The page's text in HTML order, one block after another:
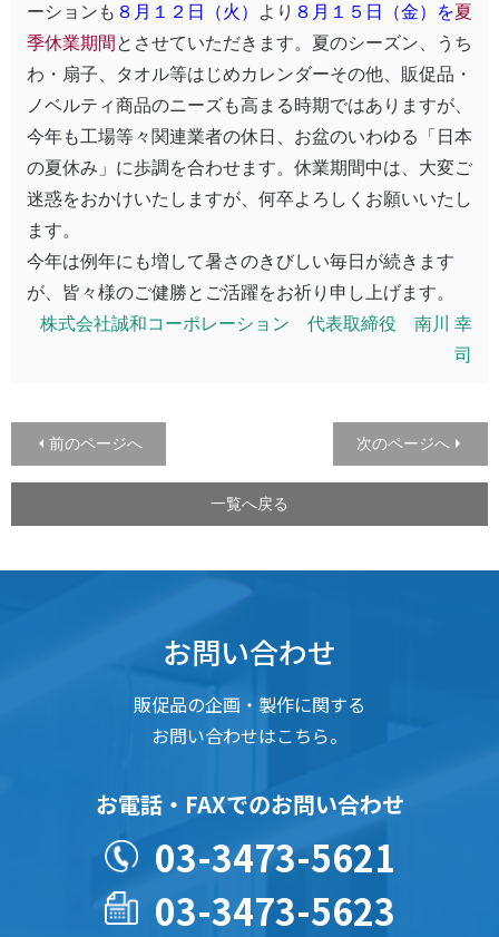
ーションも ８月１２日（火） より ８月１５ 日（金） を夏
季休業期間 とさせていただきます。夏のシーズン、うち
わ・扇子、タオル等はじめカレンダーその他、販促品・
ノベルティ商品のニーズも高まる時期ではありますが、
今年も工場等々関連業者の休日、お盆のいわゆる「日本
の夏休み」に歩調を合わせます。休業期間中は、大変ご
迷惑をおかけいたしますが、何卒よろしくお願いいたし
ます。
今年は例年にも増して暑さのきびしい毎日が続きます
が、皆々様のご健勝とご活躍をお祈り申し上げます。
株式会社誠和コーポレーション 代表取締役 南川 幸
司
前のページへ 次のページへ
一覧へ戻る
お問い合わせ
販促品の企画・製作に関する
お問い合わせはこちら。
お電話・FAXでのお問い合わせ
03-3473-5621
03-3473-5623